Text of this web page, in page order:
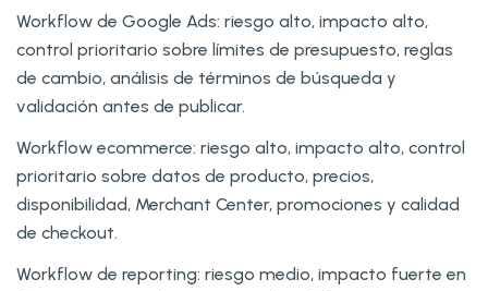
Workflow de Google Ads: riesgo alto, impacto alto,
control prioritario sobre límites de presupuesto, reglas
de cambio, análisis de términos de búsqueda y
validación antes de publicar.
Workflow ecommerce: riesgo alto, impacto alto, control
prioritario sobre datos de producto, precios,
disponibilidad, Merchant Center, promociones y calidad
de checkout.
Workflow de reporting: riesgo medio, impacto fuerte en